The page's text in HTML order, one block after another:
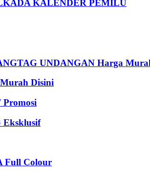
KALENDER PEMILU
UNDANGAN Harga
Disini
Eksklusif
Full Colour